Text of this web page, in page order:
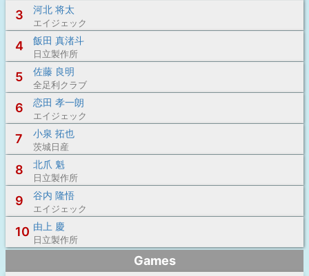
3 河北 将太
エイジェック
4 飯田 真渚斗
日立製作所
5 佐藤 良明
全足利クラブ
6 恋田 孝一朗
エイジェック
7 小泉 拓也
茨城日産
8 北爪 魁
日立製作所
9 谷内 隆悟
エイジェック
10 由上 慶
日立製作所
Games